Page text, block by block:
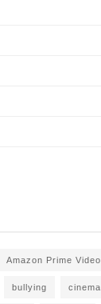
Amazon Prime Video
bullying cinema